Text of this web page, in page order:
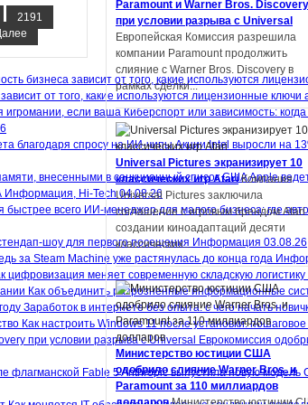
2191
университета Шэнь Ян получил
престижную награду на литературном
конкурсе в Китае. Но оказалось,...
Автор фанфиков по «Властелину
колец» подал в суд на Amazon и
теперь должен выплатить
$134 тысячДеметрий Полихрон,
обвинивший Amazon и Tolkien Estate
том, что компании украли идеи из его
фанфика по «Властелину...
Apple экранизирует серию научно-
фантастических книг «Дневники
Киллербота»Apple работает над
экранизацией отмеченных премией
Paramount и Warner Bros. Discovery
при условии разрыва с Universal
Европейская Комиссия разрешила
компании Paramount продолжить
слияние с Warner Bros. Discovery в
рамках сделки...
Universal Pictures экранизирует 10
классических игр AtariКомпания
Universal Pictures заключила
соглашение с игровым брендом Atari
создании киноадаптаций десяти
классических...
Министерство юстиции США
одобрило слияние Warner Bros. и
Paramount за 110 миллиардов
долларовМинистерство юстиции
от того, какие используются лицензионные ключи
Киберспорт или зависимость:
Акции Intel выросли на
Apple
Информация, Hi-Tech 04.08.26
ИИ-менеджер для малого бизнеса: где
шоу для первого посещения Информация 03.08.26
за Steam Machine уже растянулась до конца года
цифровизация меняет современную складскую логистику
Как объединить разрозненные информационные
Заработок в интернете без опыта: с чего начать
Как настроить Windows 11 после установки: пошаговое
Еврокомиссия
Anthropic выпустила новую модель